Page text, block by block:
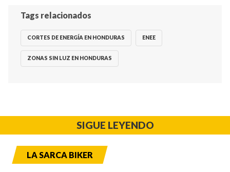
Tags relacionados
CORTES DE ENERGÍA EN HONDURAS ENEE
ZONAS SIN LUZ EN HONDURAS
SIGUE LEYENDO
LA SARCA BIKER